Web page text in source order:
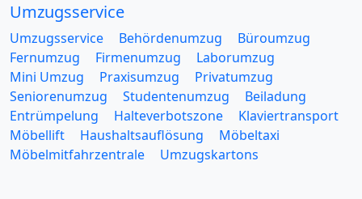
Umzugsservice
Umzugsservice Behördenumzug
Büroumzug
Fernumzug
Firmenumzug
Laborumzug
Mini Umzug
Praxisumzug
Privatumzug
Seniorenumzug
Studentenumzug
Beiladung
Entrümpelung
Halteverbotszone
Klaviertransport
Möbellift
Haushaltsauflösung
Möbeltaxi
Möbelmitfahrzentrale
Umzugskartons